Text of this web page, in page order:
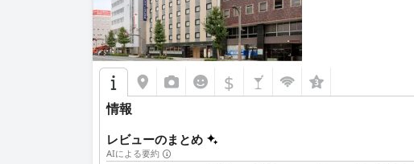
$
情報
レビューのまとめ
AIによる要約